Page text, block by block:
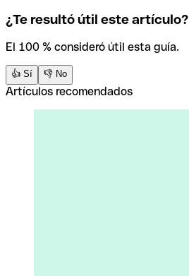
¿Te resultó útil este artículo?
El 100 % consideró útil esta guía.
👍 Sí 👎 No
Artículos recomendados